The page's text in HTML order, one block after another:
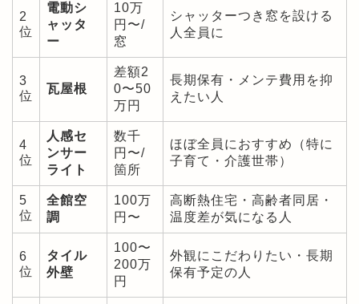
2
位
電動シ
ャッタ
ー
10万
円〜/
窓
シャッターつき窓を設ける
人全員に
3
位
瓦屋根
差額2
0〜50
万円
長期保有・メンテ費用を抑
えたい人
4
位
人感セ
ンサー
ライト
数千
円〜/
箇所
ほぼ全員におすすめ（特に
子育て・介護世帯）
5
位
全館空
調
100万
円〜
高断熱住宅・高齢者同居・
温度差が気になる人
6
位
タイル
外壁
100〜
200万
円
外観にこだわりたい・長期
保有予定の人